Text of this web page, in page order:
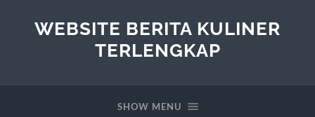
WEBSITE BERITA KULINER
TERLENGKAP
SHOW MENU